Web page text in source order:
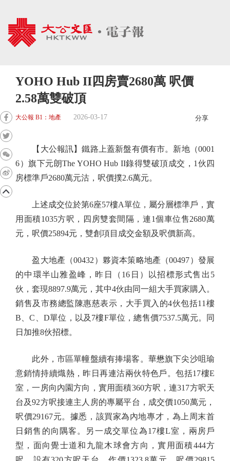
YOHO Hub II四房賣2680萬 呎價
2.58萬雙破頂
大公報 B1：地產 2026-03-17 分享
【大公報訊】鐵路上蓋新盤有價有市。新地（0001
6）旗下元朗The YOHO Hub II錄得雙破頂成交，1伙四
房標準戶2680萬元沽，呎價撲2.6萬元。
上述成交位於第6座57樓A單位，屬分層標準戶，實
用面積1035方呎，四房雙套間隔，連1個車位售2680萬
元，呎價25894元，雙創項目成交金額及呎價新高。
盈大地產（00432）夥資本策略地產（00497）發展
的中環半山雅盈峰，昨日（16日）以招標形式售出5
伙，套現8897.9萬元，其中4伙由同一組大手買家購入。
銷售及市務總監陳惠慈表示，大手買入的4伙包括11樓
B、C、D單位，以及7樓F單位，總售價7537.5萬元。同
日加推8伙招標。
此外，市區單幢盤續有捧場客。華懋旗下尖沙咀瑜
意銷情持續熾熱，昨日再連沽兩伙特色戶。包括17樓E
室，一房向內園方向，實用面積360方呎，連317方呎天
台及92方呎接連主人房的專屬平台，成交價1050萬元，
呎價29167元。據悉，該買家為內地專才，為上周末首
日銷售的向隅客。另一成交單位為17樓L室，兩房戶
型，面向覺士道和九龍木球會方向，實用面積444方